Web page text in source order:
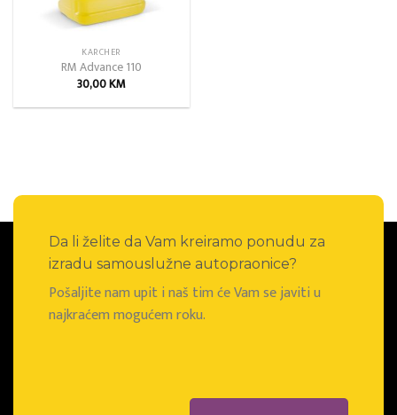
KARCHER
RM Advance 110
30,00KM
Da li želite da Vam kreiramo ponudu za
izradu samouslužne autopraonice?
Pošaljite nam upit i naš tim će Vam se javiti u
najkraćem mogućem roku.